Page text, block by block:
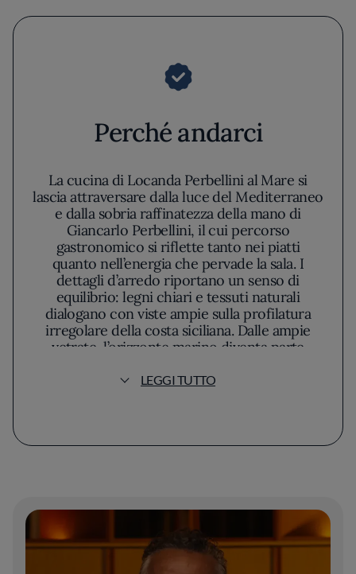
Perché andarci
La cucina di Locanda Perbellini al Mare si
lascia attraversare dalla luce del Mediterraneo
e dalla sobria raffinatezza della mano di
Giancarlo Perbellini, il cui percorso
gastronomico si riflette tanto nei piatti
quanto nell’energia che pervade la sala. I
dettagli d’arredo riportano un senso di
equilibrio: legni chiari e tessuti naturali
dialogano con viste ampie sulla profilatura
irregolare della costa siciliana. Dalle ampie
vetrate, l’orizzonte marino diventa parte
dell’oceano a incontrare la discreta eleganza
sfondo decorativo, ma raccontato attraverso
composizione che evita ostentazioni o eccessi
estetici. Gli ingredienti freschi locali
emergono come protagonisti: il pesce viene
LEGGI TUTTO